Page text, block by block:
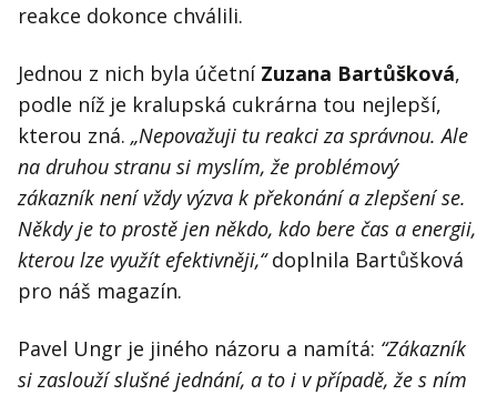
reakce dokonce chválili.
Jednou z nich byla účetní Zuzana Bartůšková,
podle níž je kralupská cukrárna tou nejlepší,
kterou zná. „Nepovažuji tu reakci za správnou. Ale
na druhou stranu si myslím, že problémový
zákazník není vždy výzva k překonání a zlepšení se.
Někdy je to prostě jen někdo, kdo bere čas a energii,
kterou lze využít efektivněji,“doplnila Bartůšková
pro náš magazín.
Pavel Ungr je jiného názoru a namítá: “Zákazník
si zaslouží slušné jednání, a to i v případě, že s ním